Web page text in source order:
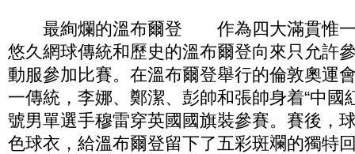
最絢爛的溫布爾登 作為四大滿貫惟一
悠久網球傳統和歷史的溫布爾登向來只允許
動服參加比賽。在溫布爾登舉行的倫敦奧運
一傳統，李娜、鄭潔、彭帥和張帥身着“中國
號男單選手穆雷穿英國國旗裝參賽。賽後，
色球衣，給溫布爾登留下了五彩斑斕的獨特